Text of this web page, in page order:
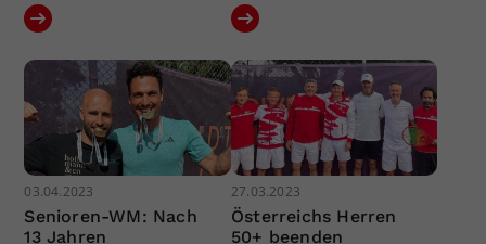
03.04.2023
Senioren-WM: Nach
13 Jahren
27.03.2023
Österreichs Herren
50+ beenden